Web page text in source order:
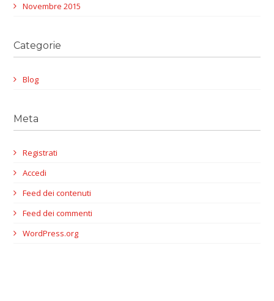
Novembre 2015
Categorie
Blog
Meta
Registrati
Accedi
Feed dei contenuti
Feed dei commenti
WordPress.org